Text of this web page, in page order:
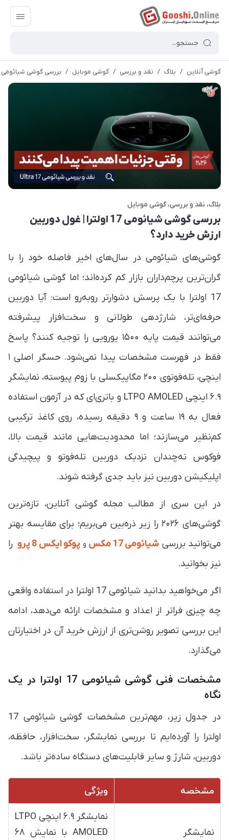
گوشی آنلاین / بلاگ / نقد و بررسی / گوشی موبایل / بررسی گوشی شیائومی 17 اولترا | غول دوربین ارزش خرید دارد؟
بلاگ نقد و بررسی گوشی موبایل
بررسی گوشی شیائومی 17 اولترا | غول دوربین
ارزش خرید دارد؟
گوشی‌های شیائومی در سال‌های اخیر فاصله خود را با
گران‌ترین پرچم‌داران بازار کم کرده‌اند؛ اما گوشی شیائومی
17 اولترا با یک پرسش دشوارتر روبه‌رو است: آیا دوربین
حرفه‌ای‌تر، شارژدهی طولانی و سخت‌افزار پیشرفته
می‌توانند قیمت پایه ۱۵۰۰ یورویی را توجیه کنند؟ پاسخ
فقط در فهرست مشخصات پیدا نمی‌شود. حسگر اصلی ۱
اینچی، تله‌فوتوی ۲۰۰ مگاپیکسلی با زوم پیوسته، نمایشگر
۶.۹ اینچی LTPO AMOLED و باتری‌ای که در آزمون استفاده
فعال به ۱۹ ساعت و ۹ دقیقه رسیده، روی کاغذ ترکیبی
کم‌نظیر می‌سازند؛ اما محدودیت‌هایی مانند قیمت بالا،
فوکوس نه‌چندان نزدیک دوربین تله‌فوتو و پیچیدگی
اپلیکیشن دوربین نیز باید جدی گرفته شوند.
در این سری از مطالب مجله گوشی آنلاین، تازه‌ترین
گوشی‌های ۲۰۲۶ را زیر ذره‌بین می‌بریم؛ برای مقایسه بهتر
می‌توانید بررسی شیائومی 17 مکس و پوکو ایکس 8 پرو
را
نیز بخوانید.
اگر می‌خواهید بدانید شیائومی 17 اولترا در استفاده واقعی
چه چیزی فراتر از اعداد و مشخصات ارائه می‌دهد، ادامه
این بررسی تصویر روشن‌تری از ارزش خرید آن در اختیارتان
می‌گذارد.
مشخصات فنی گوشی شیائومی 17 اولترا در یک
نگاه
در جدول زیر، مهم‌ترین مشخصات گوشی شیائومی 17
اولترا را آورده‌ایم تا بررسی نمایشگر، سخت‌افزار، حافظه،
دوربین، شارژ و سایر قابلیت‌های دستگاه ساده‌تر باشد.
مشخصه ویژگی
نمایشگر
نمایشگر ۶.۹ اینچی LTPO
AMOLED با نمایش ۶۸